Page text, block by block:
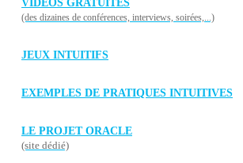
VIDÉOS GRATUITES
(des dizaines de conférences, interviews, soirées,...)
JEUX INTUITIFS
EXEMPLES DE PRATIQUES INTUITIVES
LE PROJET ORACLE
(site dédié)